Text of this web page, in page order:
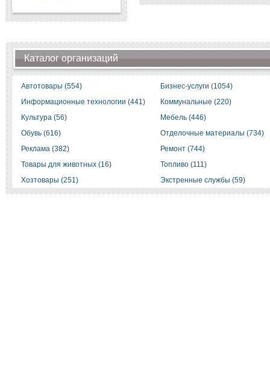
Каталог организаций
Автотовары (554)
Бизнес-услуги (1054)
Информационные технологии (441)
Коммунальные (220)
Культура (56)
Мебель (446)
Обувь (616)
Отделочные материалы (734)
Реклама (382)
Ремонт (744)
Товары для животных (16)
Топливо (111)
Хозтовары (251)
Экстренные службы (59)